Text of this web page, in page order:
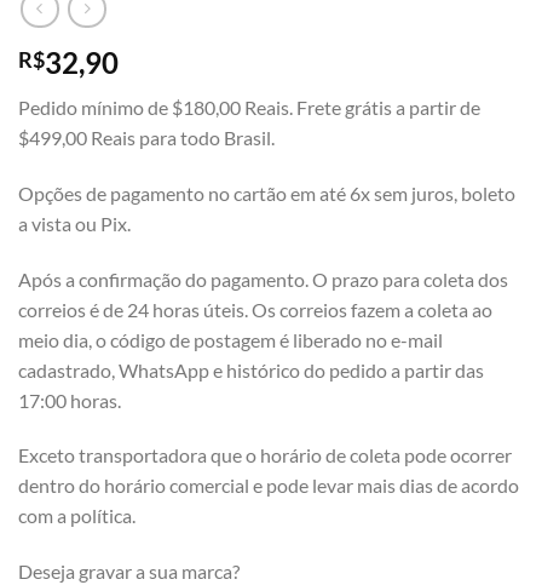
R$32,90
Pedido mínimo de $180,00 Reais. Frete grátis a partir de
$499,00 Reais para todo Brasil.
Opções de pagamento no cartão em até 6x sem juros, boleto
a vista ou Pix.
Após a confirmação do pagamento. O prazo para coleta dos
correios é de 24 horas úteis. Os correios fazem a coleta ao
meio dia, o código de postagem é liberado no e-mail
cadastrado, WhatsApp e histórico do pedido a partir das
17:00 horas.
Exceto transportadora que o horário de coleta pode ocorrer
dentro do horário comercial e pode levar mais dias de acordo
com a política.
Deseja gravar a sua marca?